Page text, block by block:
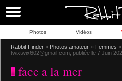
Photos Vidéos
Rabbit Finder » Photos amateur » Femmes
twixtwix602@gmail.com, publiée le 7 Juin
face a la mer